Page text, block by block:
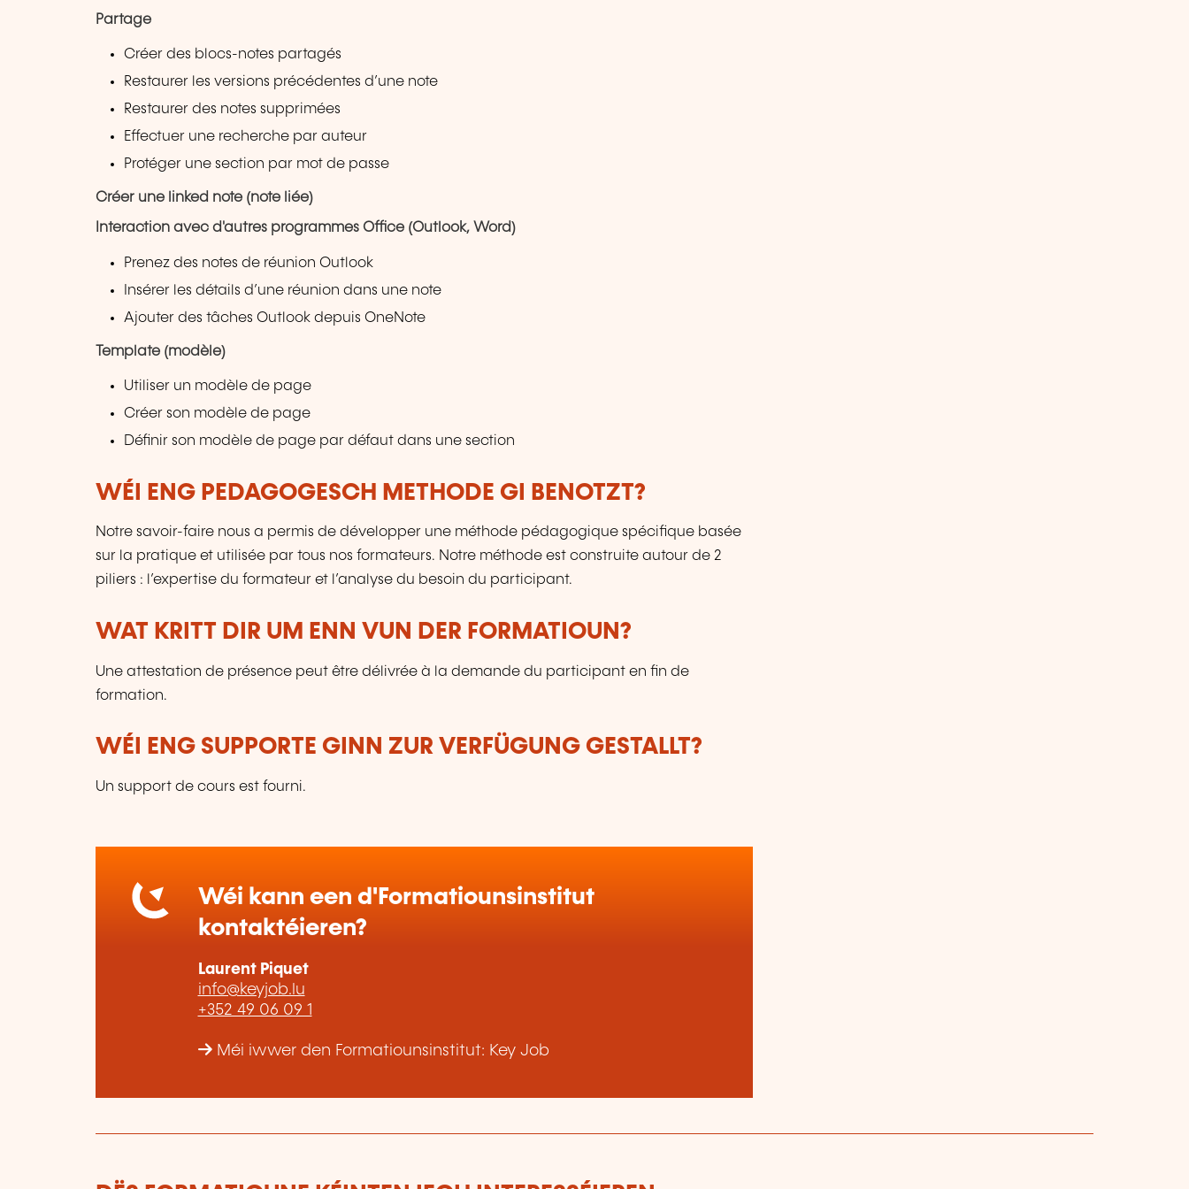
Partage
Créer des blocs-notes partagés
Restaurer les versions précédentes d’une note
Restaurer des notes supprimées
Effectuer une recherche par auteur
Protéger une section par mot de passe
Créer une linked note (note liée)
Interaction avec d'autres programmes Office (Outlook, Word)
Prenez des notes de réunion Outlook
Insérer les détails d’une réunion dans une note
Ajouter des tâches Outlook depuis OneNote
Template (modèle)
Utiliser un modèle de page
Créer son modèle de page
Définir son modèle de page par défaut dans une section
WÉI ENG PEDAGOGESCH METHODE GI BENOTZT?
Notre savoir-faire nous a permis de développer une méthode pédagogique spécifique basée
sur la pratique et utilisée par tous nos formateurs. Notre méthode est construite autour de 2
piliers : l’expertise du formateur et l’analyse du besoin du participant.
WAT KRITT DIR UM ENN VUN DER FORMATIOUN?
Une attestation de présence peut être délivrée à la demande du participant en fin de
formation.
WÉI ENG SUPPORTE GINN ZUR VERFÜGUNG GESTALLT?
Un support de cours est fourni.
Wéi kann een d'Formatiounsinstitut
kontaktéieren?
Laurent Piquet
info@keyjob.lu
+352 49 06 09 1
Méi iwwer den Formatiounsinstitut: Key Job